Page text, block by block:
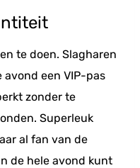
te doen. Slagharen
avond een VIP-pas
zonder te
Superleuk
al fan van de
de hele avond kunt